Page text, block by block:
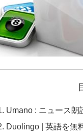
Umano : ニュース朗
Duolingo | 英語を無